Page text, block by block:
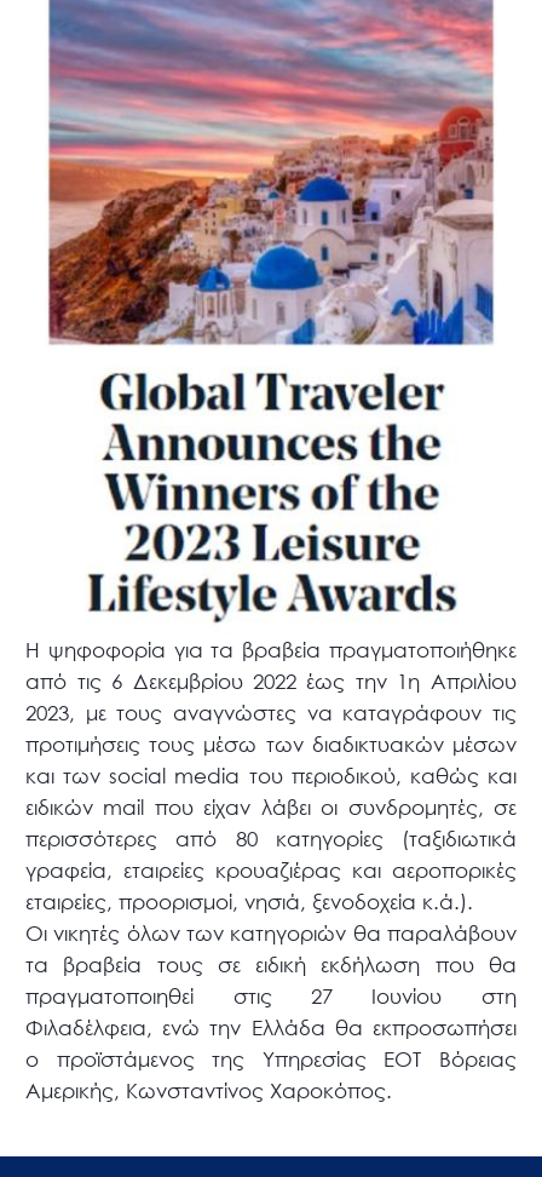
Η ψηφοφορία για τα βραβεία πραγματοποιήθηκε
από τις 6 Δεκεμβρίου 2022 έως την 1η Απριλίου
2023, με τους αναγνώστες να καταγράφουν τις
προτιμήσεις τους μέσω των διαδικτυακών μέσων
και των social media του περιοδικού, καθώς και
ειδικών mail που είχαν λάβει οι συνδρομητές, σε
περισσότερες από 80 κατηγορίες (ταξιδιωτικά
γραφεία, εταιρείες κρουαζιέρας και αεροπορικές
εταιρείες, προορισμοί, νησιά, ξενοδοχεία κ.ά.).
Οι νικητές όλων των κατηγοριών θα παραλάβουν
τα βραβεία τους σε ειδική εκδήλωση που θα
πραγματοποιηθεί στις 27 Ιουνίου στη
Φιλαδέλφεια, ενώ την Ελλάδα θα εκπροσωπήσει
ο προϊστάμενος της Υπηρεσίας ΕΟΤ Βόρειας
Αμερικής, Κωνσταντίνος Χαροκόπος.